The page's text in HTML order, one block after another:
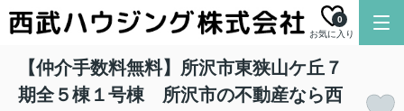
お気に入り
0
【仲介手数料無料】所沢市東狭山ケ丘７
期全５棟１号棟 所沢市の不動産なら西